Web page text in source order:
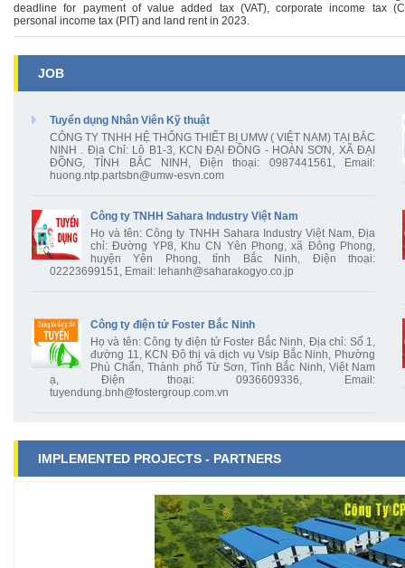
deadline for payment of value added tax (VAT), corporate income tax
personal income tax (PIT) and land rent in 2023.
JOB
Tuyển dụng Nhân Viên Kỹ thuật
CÔNG TY TNHH HỆ THỐNG THIẾT BỊ UMW ( VIỆT NAM) TẠI BẮC
NINH . Địa Chỉ: Lô B1-3, KCN ĐẠI ĐỒNG - HOÀN SƠN, XÃ ĐẠI
ĐỒNG, TỈNH BẮC NINH, Điện thoại: 0987441561, Email:
huong.ntp.partsbn@umw-esvn.com
Công ty TNHH Sahara Industry Việt Nam
Họ và tên: Công ty TNHH Sahara Industry Việt Nam, Địa
chỉ: Đường YP8, Khu CN Yên Phong, xã Đông Phong,
huyện Yên Phong, tỉnh Bắc Ninh, Điện thoại:
02223699151, Email: lehanh@saharakogyo.co.jp
Công ty điện tử Foster Bắc Ninh
Họ và tên: Công ty điện tử Foster Bắc Ninh, Địa chỉ: Số 1,
đường 11, KCN Đô thị và dịch vụ Vsip Bắc Ninh, Phường
Phù Chẩn, Thành phố Từ Sơn, Tỉnh Bắc Ninh, Việt Nam
ạ, Điện thoại: 0936609336, Email:
tuyendung.bnh@fostergroup.com.vn
IMPLEMENTED PROJECTS - PARTNERS